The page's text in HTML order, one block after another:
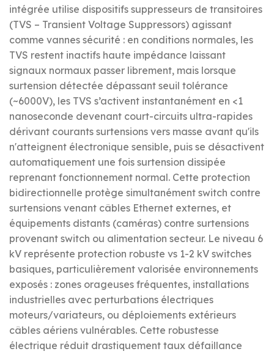
intégrée utilise dispositifs suppresseurs de transitoires
(TVS – Transient Voltage Suppressors) agissant
comme vannes sécurité : en conditions normales, les
TVS restent inactifs haute impédance laissant
signaux normaux passer librement, mais lorsque
surtension détectée dépassant seuil tolérance
(~6000V), les TVS s’activent instantanément en <1
nanoseconde devenant court-circuits ultra-rapides
dérivant courants surtensions vers masse avant qu'ils
n'atteignent électronique sensible, puis se désactivent
automatiquement une fois surtension dissipée
reprenant fonctionnement normal. Cette protection
bidirectionnelle protège simultanément switch contre
surtensions venant câbles Ethernet externes, et
équipements distants (caméras) contre surtensions
provenant switch ou alimentation secteur. Le niveau 6
kV représente protection robuste vs 1-2 kV switches
basiques, particulièrement valorisée environnements
exposés : zones orageuses fréquentes, installations
industrielles avec perturbations électriques
moteurs/variateurs, ou déploiements extérieurs
câbles aériens vulnérables. Cette robustesse
électrique réduit drastiquement taux défaillance